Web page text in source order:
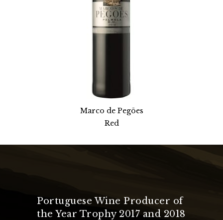
Marco de Pegões
Red
Portuguese Wine Producer of
the Year Trophy 2017 and 2018